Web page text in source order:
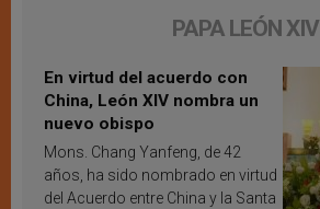
PAPA LEÓN XIV
En virtud del acuerdo con
China, León XIV nombra un
nuevo obispo
Mons. Chang Yanfeng, de 42
años, ha sido nombrado en virtud
del Acuerdo entre China y la Santa